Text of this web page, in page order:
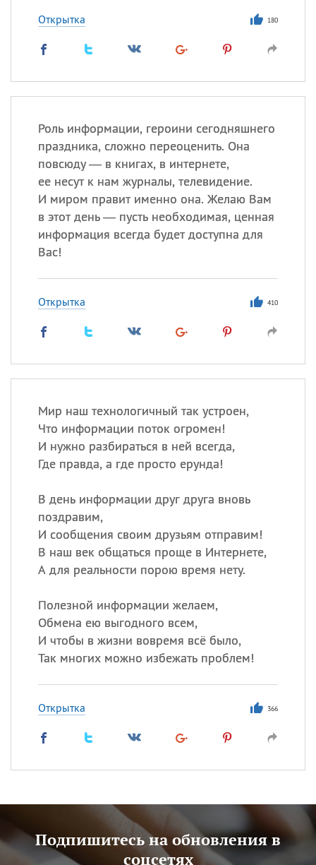
Открытка 180
Роль информации, героини сегодняшнего
праздника, сложно переоценить. Она
повсюду — в книгах, в интернете,
ее несут к нам журналы, телевидение.
И миром правит именно она. Желаю Вам
в этот день — пусть необходимая, ценная
информация всегда будет доступна для
Вас!
Открытка 410
Мир наш технологичный так устроен,
Что информации поток огромен!
И нужно разбираться в ней всегда,
Где правда, а где просто ерунда!
В день информации друг друга вновь
поздравим,
И сообщения своим друзьям отправим!
В наш век общаться проще в Интернете,
А для реальности порою время нету.
Полезной информации желаем,
Обмена ею выгодного всем,
И чтобы в жизни вовремя всё было,
Так многих можно избежать проблем!
Открытка 366
Подпишитесь на обновления в
соцсетях